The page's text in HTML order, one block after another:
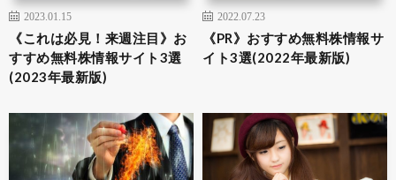
2023.01.15
《これは必見！来週注目》お
すすめ無料株情報サイト3選
(2023年最新版)
2022.07.23
《PR》おすすめ無料株情報サ
イト3選(2022年最新版)